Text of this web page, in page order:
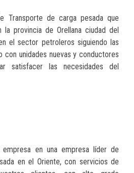
Transporte de carga pesada que
la provincia de Orellana ciudad del
el sector petroleros siguiendolas
con unidades nuevas y conductores
satisfacer las necesidades del
en una empresa líder de
en el Oriente, con servicios de